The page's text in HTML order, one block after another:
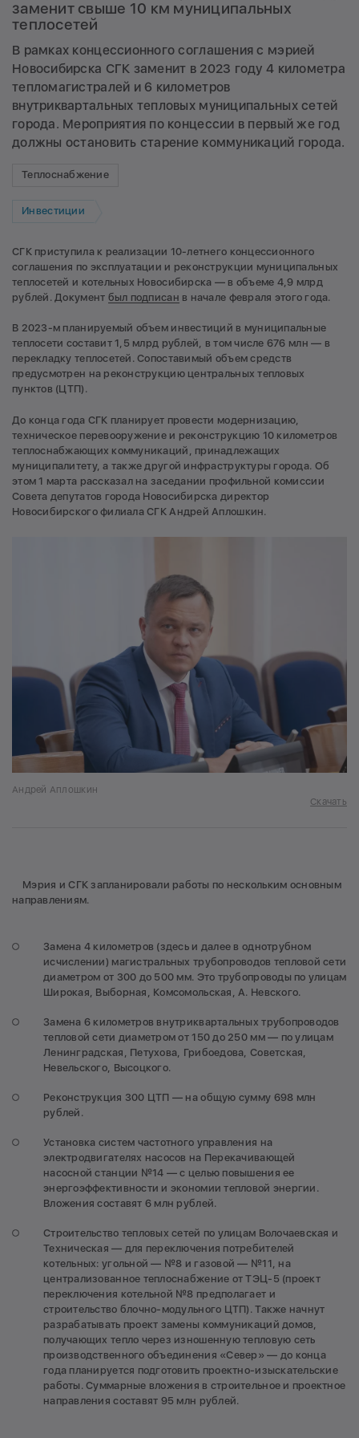
заменит свыше 10 км муниципальных
теплосетей
В рамках концессионного соглашения с мэрией
Новосибирска СГК заменит в 2023 году 4 километра
тепломагистралей и 6 километров
внутриквартальных тепловых муниципальных сетей
города. Мероприятия по концессии в первый же год
должны остановить старение коммуникаций города.
Теплоснабжение
Инвестиции
СГК приступила к реализации 10-летнего концессионного
соглашения по эксплуатации и реконструкции муниципальных
теплосетей и котельных Новосибирска — в объеме 4,9 млрд
рублей. Документ был подписан в начале февраля этого года.
В 2023-м планируемый объем инвестиций в муниципальные
теплосети составит 1,5 млрд рублей, в том числе 676 млн — в
перекладку теплосетей. Сопоставимый объем средств
предусмотрен на реконструкцию центральных тепловых
пунктов (ЦТП).
До конца года СГК планирует провести модернизацию,
техническое перевооружение и реконструкцию 10 километров
теплоснабжающих коммуникаций, принадлежащих
муниципалитету, а также другой инфраструктуры города. Об
этом 1 марта рассказал на заседании профильной комиссии
Совета депутатов города Новосибирска директор
Новосибирского филиала СГК Андрей Аплошкин.
Андрей Аплошкин
Скачать
Мэрия и СГК запланировали работы по нескольким основным
направлениям.
Замена 4 километров (здесь и далее в однотрубном
исчислении) магистральных трубопроводов тепловой сети
диаметром от 300 до 500 мм. Это трубопроводы по улицам
Широкая, Выборная, Комсомольская, А. Невского.
Замена 6 километров внутриквартальных трубопроводов
тепловой сети диаметром от 150 до 250 мм — по улицам
Ленинградская, Петухова, Грибоедова, Советская,
Невельского, Высоцкого.
Реконструкция 300 ЦТП — на общую сумму 698 млн
рублей.
Установка систем частотного управления на
электродвигателях насосов на Перекачивающей
насосной станции №14 — с целью повышения ее
энергоэффективности и экономии тепловой энергии.
Вложения составят 6 млн рублей.
Строительство тепловых сетей по улицам Волочаевская и
Техническая — для переключения потребителей
котельных: угольной — №8 и газовой — №11, на
централизованное теплоснабжение от ТЭЦ-5 (проект
переключения котельной №8 предполагает и
строительство блочно-модульного ЦТП). Также начнут
разрабатывать проект замены коммуникаций домов,
получающих тепло через изношенную тепловую сеть
производственного объединения «Север» — до конца
года планируется подготовить проектно-изыскательские
работы. Суммарные вложения в строительное и проектное
направления составят 95 млн рублей.